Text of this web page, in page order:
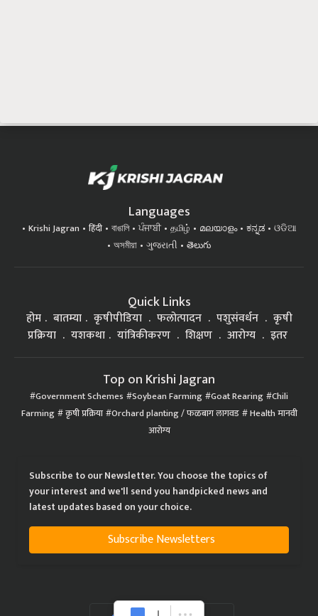
Languages
Krishi Jagran हिंदी বাঙালি ਪੰਜਾਬੀ தமிழ் മലയാളം ಕನ್ನಡ
ଓଡିଆ
অসমীয়া
ગુજરાતી తెలుగు
Quick Links
होम बातम्या कृषीपीडिया फलोत्पादन पशुसंवर्धन
कृषी
प्रक्रिया
यशकथा यांत्रिकीकरण शिक्षण आरोग्य इतर
Top on Krishi Jagran
Government Schemes Soybean Farming Goat Rearing Chili
Farming कृषी प्रक्रिया Orchard planting / फळबाग लागवड Health मानवी
आरोग्य
Subscribe to our Newsletter. You choose the topics of
your interest and we'll send you handpicked news and
latest updates based on your choice.
Subscribe Newsletters